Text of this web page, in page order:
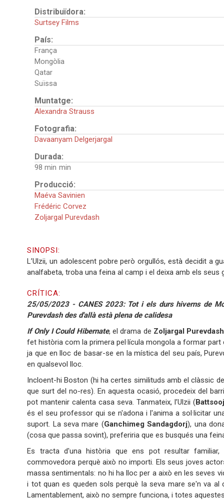
Distribuïdora:
Surtsey Films
País:
França
Mongòlia
Qatar
Suïssa
Muntatge:
Alexandra Strauss
Fotografia:
Davaanyam Delgerjargal
Durada:
98 min
Producció:
Maéva Savinien
Frédéric Corvez
Zoljargal Purevdash
SINOPSI:
L’Ulzii, un adolescent pobre però orgullós, està decidit a
analfabeta, troba una feina al camp i el deixa amb els seus
CRÍTICA:
25/05/2023 - CANES 2023: Tot i els durs hiverns de
Purevdash des d'allà està plena de calidesa
If Only I Could Hibernate, el drama de Zoljargal Purevdash
fet història com la primera pel·lícula mongola a formar
ja que en lloc de basar-se en la mística del seu país,
en qualsevol lloc.
Incloent-hi Boston (hi ha certes similituds amb el clàssic
que surt del no-res). En aquesta ocasió, procedeix del
pot mantenir calenta casa seva. Tanmateix, l’Ulzii (
és el seu professor qui se n'adona i l'anima a sol·licitar
suport. La seva mare (Ganchimeg Sandagdorj), una
(cosa que passa sovint), preferiria que es busqués una
Es tracta d'una història que ens pot resultar familiar,
commovedora perquè això no importi. Els seus joves
massa sentimentals: no hi ha lloc per a això en les seves
i tot quan es queden sols perquè la seva mare se'n va al
Lamentablement, això no sempre funciona, i totes